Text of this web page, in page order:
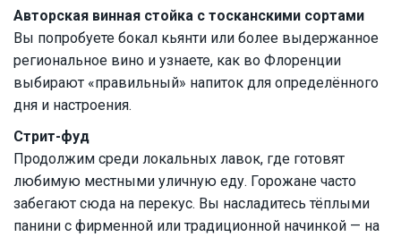
Авторская винная стойка с тосканскими сортами
Вы попробуете бокал кьянти или более выдержанное
региональное вино и узнаете, как во Флоренции
выбирают «правильный» напиток для определённого
дня и настроения.
Стрит-фуд
Продолжим среди локальных лавок, где готовят
любимую местными уличную еду. Горожане часто
забегают сюда на перекус. Вы насладитесь тёплыми
панини с фирменной или традиционной начинкой — на